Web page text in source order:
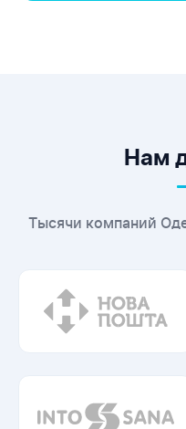
Нам
Тысячи компаний